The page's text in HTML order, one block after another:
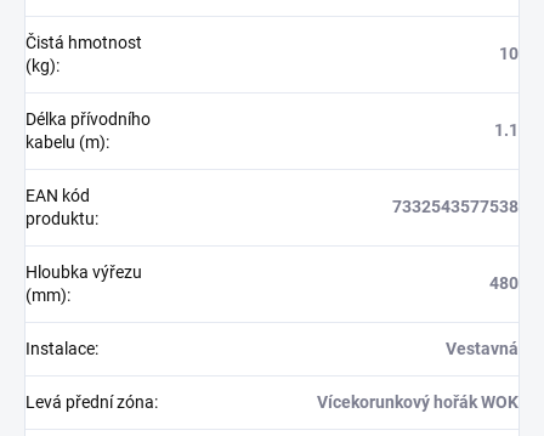
Čistá hmotnost
(kg):
10
Délka přívodního
kabelu (m):
1.1
EAN kód
produktu:
7332543577538
Hloubka výřezu
(mm):
480
Instalace: Vestavná
Levá přední zóna: Vícekorunkový hořák WOK